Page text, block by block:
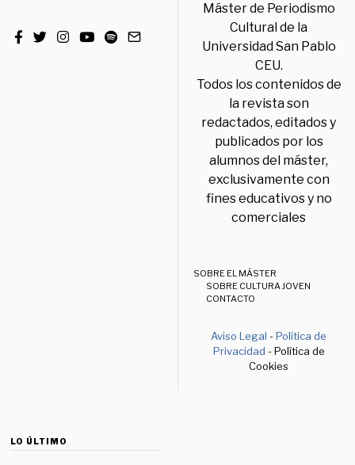
Máster de Periodismo
Cultural de la
Universidad San Pablo
CEU.
Todos los contenidos de
la revista son
redactados, editados y
publicados por los
alumnos del máster,
exclusivamente con
fines educativos y no
comerciales
SOBRE EL MÁSTER
SOBRE CULTURA JOVEN
CONTACTO
Aviso Legal -Política de
Privacidad - Política de
Cookies
LO ÚLTIMO